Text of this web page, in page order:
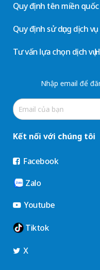
Quy định tên miền
Quy định sử dụng dịch vụ
Tư vấn lựa chọn dịch vụ
Nhập email để
Kết nối với chúng tôi
Facebook
Zalo
Youtube
Tiktok
X